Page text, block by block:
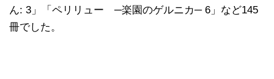
ん: 3」「ペリリュー ─楽園のゲルニカ─ 6」など145
冊でした。